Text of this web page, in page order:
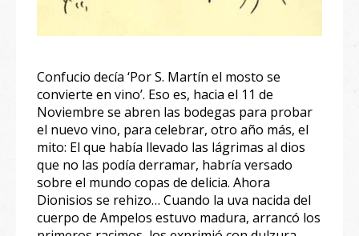
Confucio decía ‘Por S. Martín el mosto se
convierte en vino’. Eso es, hacia el 11 de
Noviembre se abren las bodegas para probar
el nuevo vino, para celebrar, otro año más, el
mito: El que había llevado las lágrimas al dios
que no las podía derramar, habría versado
sobre el mundo copas de delicia. Ahora
Dionisios se rehizo… Cuando la uva nacida del
cuerpo de Ampelos estuvo madura, arrancó los